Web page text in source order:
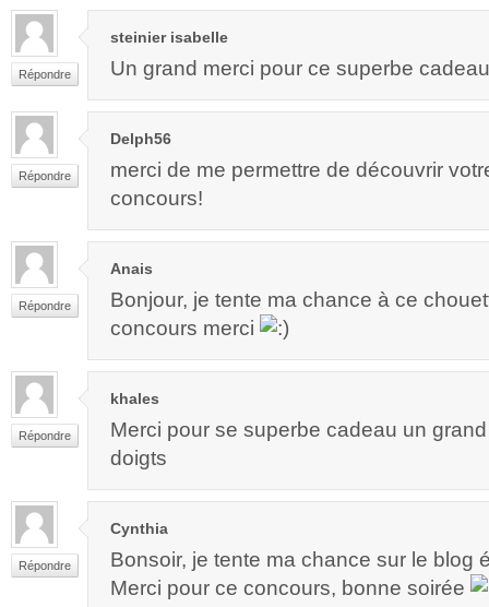
Répondre
steinier isabelle
Un grand merci pour ce superbe
Répondre
Delph56
merci de me permettre de découvrir
concours!
Répondre
Anais
Bonjour, je tente ma chance à ce
concours merci
Répondre
khales
Merci pour se superbe cadeau un
doigts
Répondre
Cynthia
Bonsoir, je tente ma chance sur le blog
Merci pour ce concours, bonne soirée